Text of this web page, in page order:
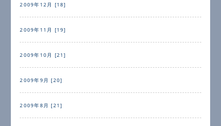
2009年12月 [18]
2009年11月 [19]
2009年10月 [21]
2009年9月 [20]
2009年8月 [21]